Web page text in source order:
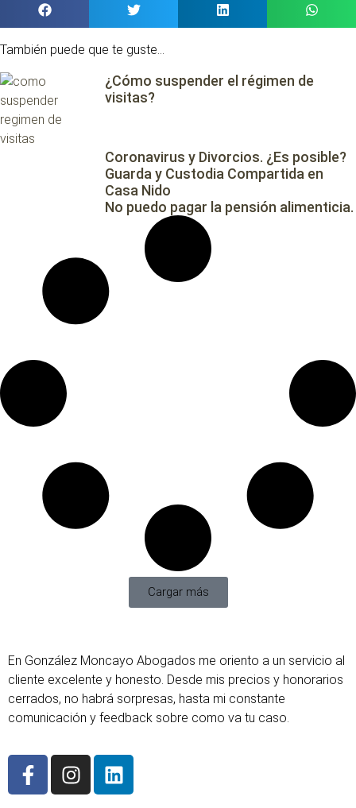
También puede que te guste...
¿Cómo suspender el régimen de
visitas?
Coronavirus y Divorcios. ¿Es posible?
Guarda y Custodia Compartida en
Casa Nido
No puedo pagar la pensión alimenticia.
Cargar más
En González Moncayo Abogados me oriento a un servicio al
cliente excelente y honesto. Desde mis precios y honorarios
cerrados, no habrá sorpresas, hasta mi constante
comunicación y feedback sobre como va tu caso.